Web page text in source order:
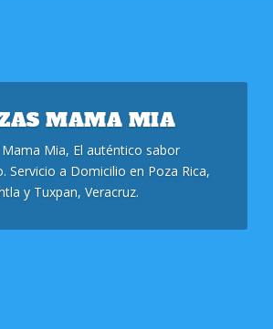
MAMA MIA
Mama Mia, El auténtico sabor
Servicio a Domicilio en Poza Rica,
y Tuxpan, Veracruz.